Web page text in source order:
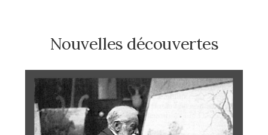
Nouvelles découvertes